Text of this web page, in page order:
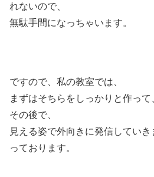
れないので、
無駄手間になっちゃいます。
ですので、私の教室では、
まずはそちらをしっかりと作って
その後で、
見える姿で外向きに発信してい
っております。